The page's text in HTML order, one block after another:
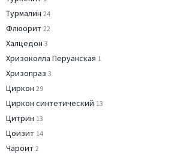
Турмалин 24
Флюорит 22
Халцедон 3
Хризоколла Перуанская 1
Хризопраз 3
Циркон 29
Циркон синтетический 13
Цитрин 13
Цоизит 14
Чароит 2